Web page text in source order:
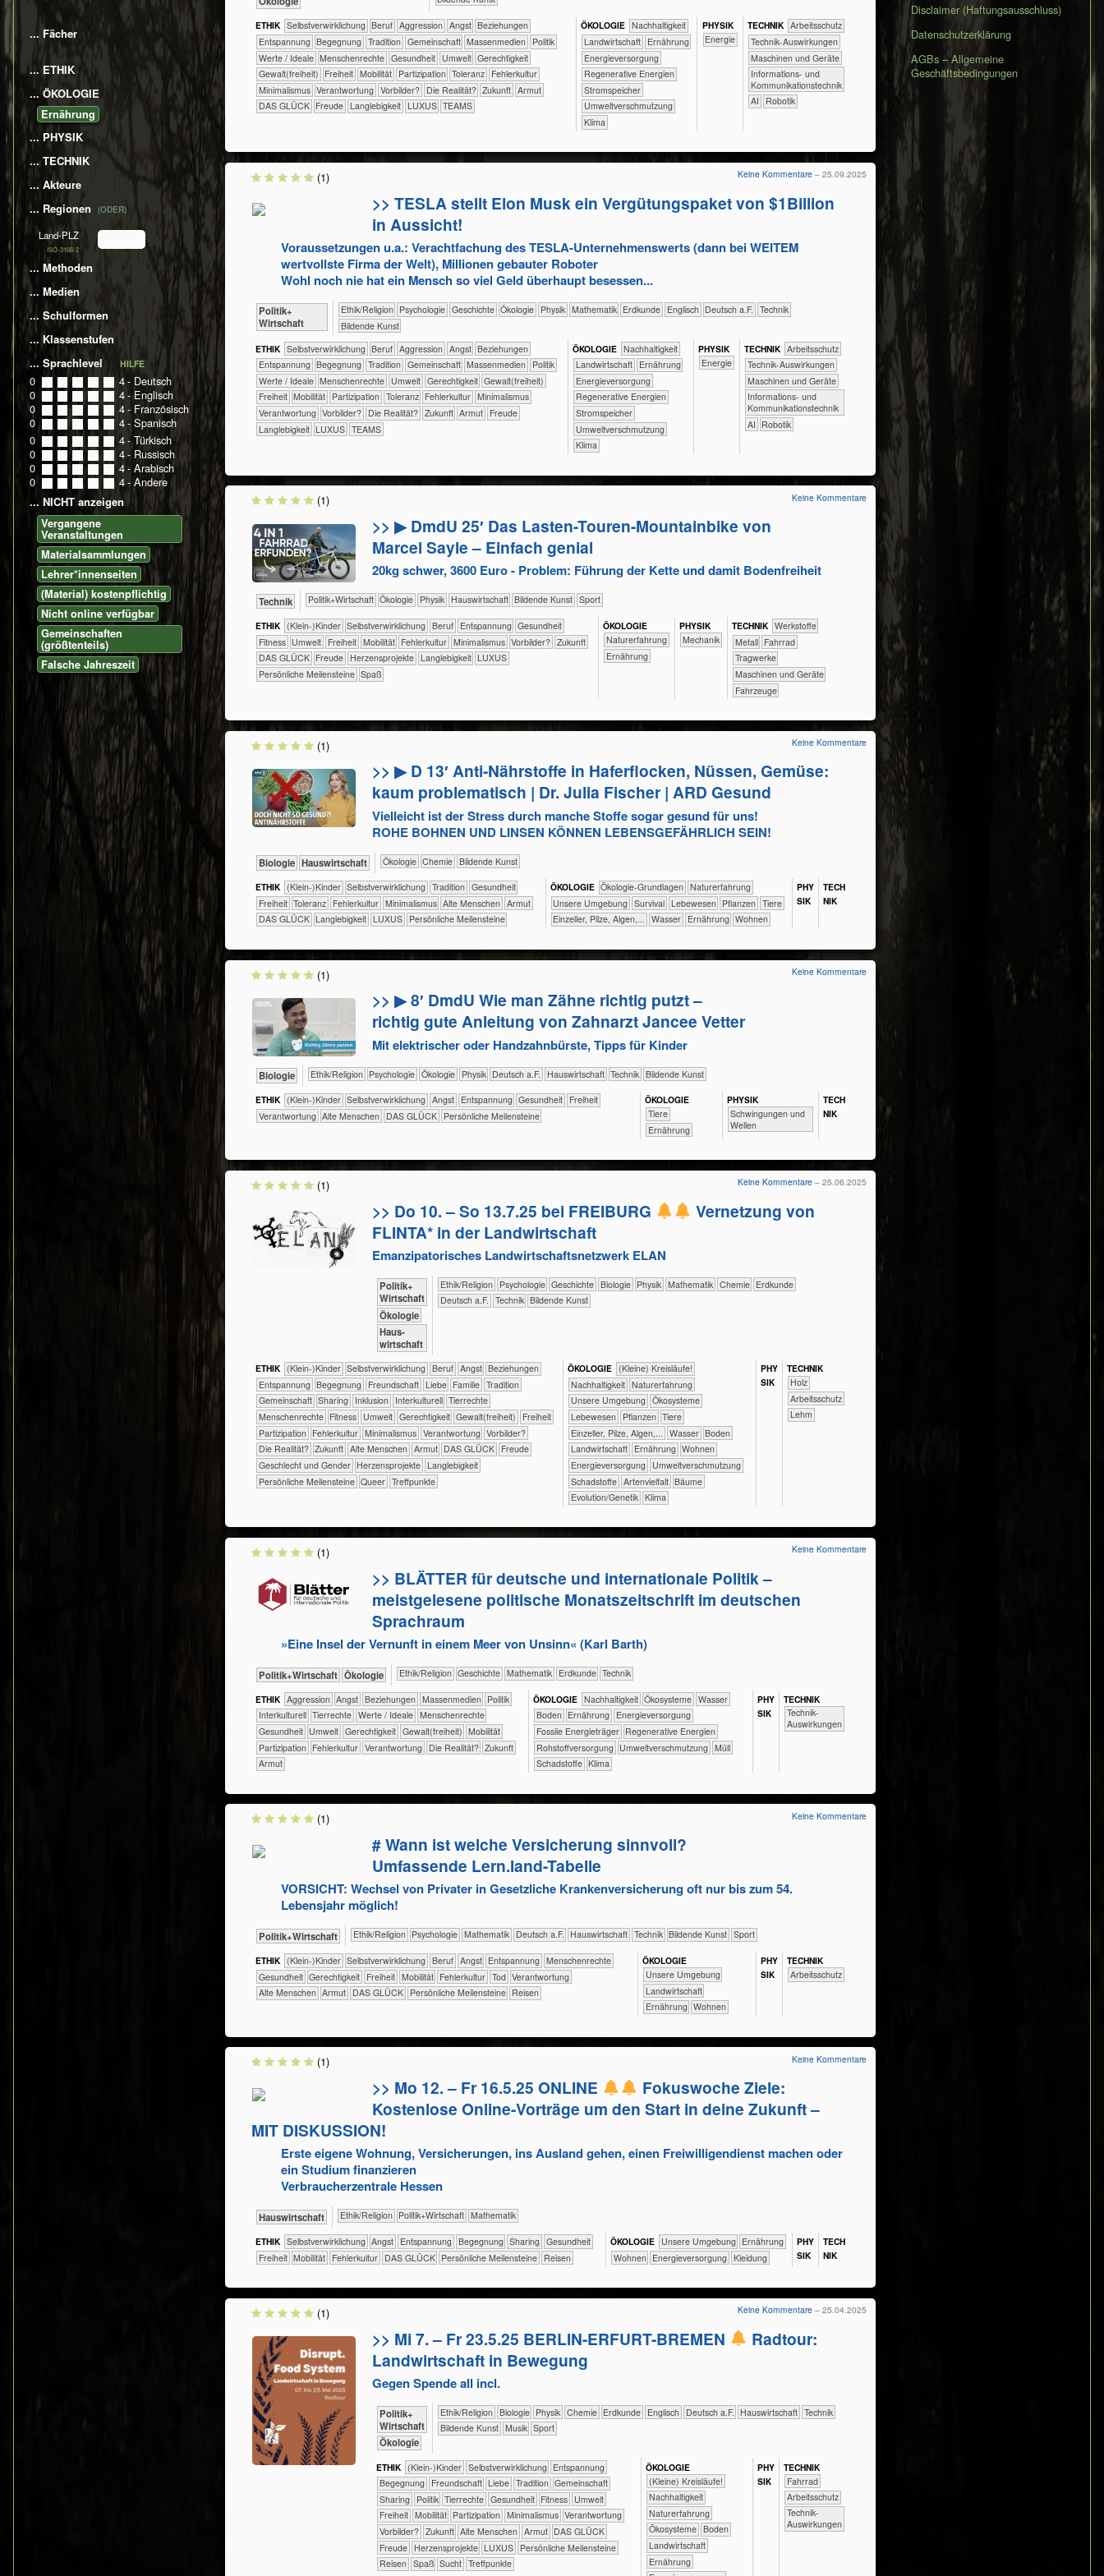
ETHIK ​​​​​​​​​​​​​​​​​​​​​​​​​​​​​​​​​​​​​​​​Selbst­verwirklichung ​​​​​​​​​​​​​​​Beruf ​​​​​​​​​​​​​Aggression ​​​​​​​​​​​​​Angst ​​​​​​​​​​​​​Beziehungen
​​​​​​​​​​​​​Entspannung ​​​​​​​​​​​​Begegnung ​​​​​​​​​​​Tradition ​​​​​​​​​​Gemeinschaft ​​​​​​​​​Massenmedien ​​​​​​​​​Politik
​​​​​​​​Werte / Ideale ​​​​​​​Menschenrechte ​​​​​​Gesundheit ​​​​​Umwelt ​​​​Gerechtigkeit
​​​​Gewalt(freiheit) ​​​Freiheit ​​​Mobilität ​​​Partizipation ​​​Toleranz ​​Fehlerkultur
​​Minimalismus ​​Verantwortung ​​Vorbilder? ​Die Realität? ​Zukunft Armut
DAS GLÜCK Freude Langlebigkeit LUXUS TEAMS
ÖKO​LOGIE ​​​​​​​​​​​​​​​Nachhaltigkeit
​​​​​Landwirtschaft ​​​​Ernährung
​​​Energieversorgung
​​​Regenerative Energien
​​​Stromspeicher
​​Umweltverschmutzung
Klima
PHY​SIK
​​Energie
TECH​NIK ​​​​​​Arbeitsschutz
​​​​​​Technik-Auswirkungen
​​​​Maschinen und Geräte
​​​Informations- und
Kommunikationstechnik
​​AI
Robotik
>> TESLA stellt Elon Musk ein Vergütungspaket von $1Billion
in Aussicht!
Voraussetzungen u.a.: Verachtfachung des TESLA-Unternehmenswerts (dann bei WEITEM
wertvollste Firma der Welt), Millionen gebauter Roboter
Wohl noch nie hat ein Mensch so viel Geld überhaupt besessen...
​​​​​​​​​Politik+​
Wirtschaft
​​​​​​​​​​Ethik/​Religion ​​​​​​​​​​Psychologie ​​​​​​​​Geschichte ​​​​​​​​Ökologie ​​​​​​​Physik ​​​​​​Mathematik ​​​​​Erdkunde ​​​​Englisch ​​​Deutsch a.F. ​Technik
Bildende Kunst
ETHIK ​​​​​​​​​​​​​​​​​​​​​​​​​​​​​​​​​​​​​​​​Selbst­verwirklichung ​​​​​​​​​​​​​​​Beruf ​​​​​​​​​​​​​Aggression ​​​​​​​​​​​​​Angst ​​​​​​​​​​​​​Beziehungen
​​​​​​​​​​​​​Entspannung ​​​​​​​​​​​​Begegnung ​​​​​​​​​​​Tradition ​​​​​​​​​​Gemeinschaft ​​​​​​​​​Massenmedien ​​​​​​​​​Politik
​​​​​​​​Werte / Ideale ​​​​​​​Menschenrechte ​​​​​Umwelt ​​​​Gerechtigkeit ​​​​Gewalt(freiheit)
​​​Freiheit ​​​Mobilität ​​​Partizipation ​​​Toleranz ​​Fehlerkultur ​​Minimalismus
​​Verantwortung ​​Vorbilder? ​Die Realität? ​Zukunft Armut Freude
Langlebigkeit LUXUS TEAMS
ÖKO​LOGIE ​​​​​​​​​​​​​​​Nachhaltigkeit
​​​​​Landwirtschaft ​​​​Ernährung
​​​Energieversorgung
​​​Regenerative Energien
​​​Stromspeicher
​​Umweltverschmutzung
Klima
PHY​SIK
​​Energie
TECH​NIK ​​​​​​Arbeitsschutz
​​​​​​Technik-Auswirkungen
​​​​Maschinen und Geräte
​​​Informations- und
Kommunikationstechnik
​​AI Robotik
Keine Kommentare – 25.09.2025
(1)
>> ▶ DmdU 25′ Das Lasten-Touren-Mountainbike von
Marcel Sayle – Einfach genial
20kg schwer, 3600 Euro - Problem: Führung der Kette und damit Bodenfreiheit
​Technik ​​​​​​​​​Politik+​Wirtschaft ​​​​​​​​Ökologie ​​​​​​​Physik ​Haus­wirtschaft Bildende Kunst Sport
ETHIK (Klein-)Kinder ​​​​​​​​​​​​​​​​​​​​​​​​​​​​​​​​​​​​​​​​Selbst­verwirklichung ​​​​​​​​​​​​​​​Beruf ​​​​​​​​​​​​​Entspannung ​​​​​​Gesundheit
​​​​​Fitness ​​​​​Umwelt ​​​Freiheit ​​​Mobilität ​​Fehlerkultur ​​Minimalismus ​​Vorbilder? ​Zukunft
DAS GLÜCK Freude Herzensprojekte Langlebigkeit LUXUS
Persönliche Meilensteine Spaß
ÖKO​LOGIE
​​​​​​​​​​​​​Naturerfahrung
​​​​Ernährung
PHY​SIK
​​​Mechanik
TECH​NIK ​​​​​​​​​Werkstoffe
​​​​​​​​Metall ​​​​​​​Fahrrad
​​​​​Tragwerke
​​​​Maschinen und Geräte
​Fahrzeuge
Keine Kommentare
(1)
>> ▶ D 13′ Anti-Nährstoffe in Haferflocken, Nüssen, Gemüse:
kaum problematisch | Dr. Julia Fischer | ARD Gesund
Vielleicht ist der Stress durch manche Stoffe sogar gesund für uns!
ROHE BOHNEN UND LINSEN KÖNNEN LEBENSGEFÄHRLICH SEIN!
​​​​​​Biologie ​Haus­wirtschaft ​​​​​​​​Ökologie ​​​​​Chemie Bildende Kunst
ETHIK (Klein-)Kinder ​​​​​​​​​​​​​​​​​​​​​​​​​​​​​​​​​​​​​​​​Selbst­verwirklichung ​​​​​​​​​​​Tradition ​​​​​​Gesundheit
​​​Freiheit ​​​Toleranz ​​Fehlerkultur ​​Minimalismus Alte Menschen Armut
DAS GLÜCK Langlebigkeit LUXUS Persönliche Meilensteine
ÖKO​LOGIE ​​​​​​​​​​​​​​​​Ökologie-Grundlagen ​​​​​​​​​​​​​Naturerfahrung
​​​​​​​​​​​​​Unsere Umgebung ​​​​​​​​​​​​Survival ​​​​​​​​​Lebewesen ​​​​​​​​​Pflanzen ​​​​​​​​Tiere
​​​​​​​Einzeller, Pilze, Algen,...
​​​​​​Wasser ​​​​Ernährung ​​​​Wohnen
PHY​
SIK
TECH​
NIK
Keine Kommentare
(1)
>> ▶ 8′ DmdU Wie man Zähne richtig putzt –
richtig gute Anleitung von Zahnarzt Jancee Vetter
Mit elektrischer oder Handzahnbürste, Tipps für Kinder
​​​​​​Biologie ​​​​​​​​​​Ethik/​Religion ​​​​​​​​​​Psychologie ​​​​​​​​Ökologie ​​​​​​​Physik ​​​Deutsch a.F. ​Haus­wirtschaft ​Technik Bildende Kunst
ETHIK (Klein-)Kinder ​​​​​​​​​​​​​​​​​​​​​​​​​​​​​​​​​​​​​​​​Selbst­verwirklichung ​​​​​​​​​​​​​Angst ​​​​​​​​​​​​​Entspannung ​​​​​​Gesundheit ​​​Freiheit
​​Verantwortung Alte Menschen DAS GLÜCK Persönliche Meilensteine
ÖKO​LOGIE
​​​​​​​​Tiere
​​​​Ernährung
PHY​SIK
​Schwingungen und
Wellen
TECH​
NIK
Keine Kommentare
(1)
>> Do 10. – So 13.7.25 bei FREIBURG
Vernetzung von
FLINTA* in der Landwirtschaft
Emanzipatorisches Landwirtschaftsnetzwerk ELAN
​​​​​​​​​Politik+​
Wirtschaft
​​​​​​​Ökologie
​Haus­
wirtschaft
​​​​​​​​​​Ethik/​Religion ​​​​​​​​​​Psychologie ​​​​​​​​Geschichte ​​​​​​​Biologie ​​​​​​​Physik ​​​​​​Mathematik ​​​​​Chemie ​​​​​Erdkunde
​​​Deutsch a.F. ​Technik Bildende Kunst
ETHIK (Klein-)Kinder ​​​​​​​​​​​​​​​​​​​​​​​​​​​​​​​​​​​​​​​​Selbst­verwirklichung ​​​​​​​​​​​​​​​Beruf ​​​​​​​​​​​​​Angst ​​​​​​​​​​​​​Beziehungen
​​​​​​​​​​​​​Entspannung ​​​​​​​​​​​​Begegnung ​​​​​​​​​​​​Freundschaft ​​​​​​​​​​​​Liebe ​​​​​​​​​​​Familie ​​​​​​​​​​​Tradition
​​​​​​​​​​Gemeinschaft ​​​​​​​​​​Sharing ​​​​​​​​Inklusion ​​​​​​​​Interkulturell ​​​​​​​​Tierrechte
​​​​​​​Menschenrechte ​​​​​Fitness ​​​​​Umwelt ​​​​Gerechtigkeit ​​​​Gewalt(freiheit)
​​​Freiheit
​​​Partizipation ​​Fehlerkultur ​​Minimalismus ​​Verantwortung ​​Vorbilder?
​Die Realität? ​Zukunft Alte Menschen Armut DAS GLÜCK Freude
Geschlecht und Gender Herzensprojekte Langlebigkeit
Persönliche Meilensteine Queer Treffpunkte
ÖKO​LOGIE ​​​​​​​​​​​​​​(Kleine) Kreisläufe!
​​​​​​​​​​​​​​​Nachhaltigkeit ​​​​​​​​​​​​​Naturerfahrung
​​​​​​​​​​​​​Unsere Umgebung ​​​​​​​​​​​Ökosysteme
​​​​​​​​​Lebewesen ​​​​​​​​​Pflanzen ​​​​​​​​Tiere
​​​​​​​Einzeller, Pilze, Algen,...
​​​​​​Wasser ​​​​​Boden
​​​​​Landwirtschaft ​​​​Ernährung ​​​​Wohnen
​​​Energieversorgung ​​Umweltverschmutzung
​Schadstoffe Artenvielfalt Bäume
Evolution/Genetik Klima
PHY​
SIK
TECH​NIK
​​​​​​​​Holz
​​​​​​Arbeitsschutz
Lehm
Keine Kommentare – 25.06.2025
(1)
>> BLÄTTER für deutsche und internationale Politik –
meistgelesene politische Monatszeitschrift im deutschen
Sprachraum
»Eine Insel der Vernunft in einem Meer von Unsinn« (Karl Barth)
​​​​​​​​​Politik+​Wirtschaft ​​​​​​​Ökologie ​​​​​​​​​​Ethik/​Religion ​​​​​​​​Geschichte ​​​​​​Mathematik ​​​​​Erdkunde ​Technik
ETHIK ​​​​​​​​​​​​​Aggression ​​​​​​​​​​​​​Angst ​​​​​​​​​​​​​Beziehungen ​​​​​​​​​Massenmedien ​​​​​​​​​Politik
​​​​​​​​Interkulturell ​​​​​​​​Tierrechte ​​​​​​​​Werte / Ideale ​​​​​​​Menschenrechte
​​​​​​Gesundheit ​​​​​Umwelt ​​​​Gerechtigkeit ​​​​Gewalt(freiheit) ​​​Mobilität
​​​Partizipation ​​Fehlerkultur ​​Verantwortung ​Die Realität? ​Zukunft
Armut
ÖKO​LOGIE ​​​​​​​​​​​​​​​Nachhaltigkeit ​​​​​​​​​​​Ökosysteme ​​​​​​Wasser
​​​​​Boden ​​​​Ernährung ​​​Energieversorgung
​​​Fossile Energieträger ​​​Regenerative Energien
​​Rohstoffversorgung ​​Umweltverschmutzung ​Müll
​Schadstoffe Klima
PHY​
SIK
TECH​NIK
​​​​​​Technik-
Auswirkungen
Keine Kommentare
(1)
# Wann ist welche Versicherung sinnvoll?
Umfassende Lern.land-Tabelle
VORSICHT: Wechsel von Privater in Gesetzliche Krankenversicherung oft nur bis zum 54.
Lebensjahr möglich!
​​​​​​​​​Politik+​Wirtschaft ​​​​​​​​​​Ethik/​Religion ​​​​​​​​​​Psychologie ​​​​​​Mathematik ​​​Deutsch a.F. ​Haus­wirtschaft ​Technik Bildende Kunst Sport
ETHIK (Klein-)Kinder ​​​​​​​​​​​​​​​​​​​​​​​​​​​​​​​​​​​​​​​​Selbst­verwirklichung ​​​​​​​​​​​​​​​Beruf ​​​​​​​​​​​​​Angst ​​​​​​​​​​​​​Entspannung ​​​​​​​Menschenrechte
​​​​​​Gesundheit ​​​​Gerechtigkeit ​​​Freiheit ​​​Mobilität ​​Fehlerkultur ​​Tod ​​Verantwortung
Alte Menschen Armut DAS GLÜCK Persönliche Meilensteine Reisen
ÖKO​LOGIE
​​​​​​​​​​​​​Unsere Umgebung
​​​​​Landwirtschaft
​​​​Ernährung ​​​​Wohnen
PHY​
SIK
TECH​NIK
​​​​​​Arbeitsschutz
Keine Kommentare
(1)
>> Mo 12. – Fr 16.5.25 ONLINE
Fokuswoche Ziele:
Kostenlose Online-Vorträge um den Start in deine Zukunft –
MIT DISKUSSION!
Erste eigene Wohnung, Versicherungen, ins Ausland gehen, einen Freiwilligendienst machen oder
ein Studium finanzieren
Verbraucherzentrale Hessen
​Haus­wirtschaft ​​​​​​​​​​Ethik/​Religion ​​​​​​​​​Politik+​Wirtschaft ​​​​​​Mathematik
ETHIK ​​​​​​​​​​​​​​​​​​​​​​​​​​​​​​​​​​​​​​​​Selbst­verwirklichung ​​​​​​​​​​​​​Angst ​​​​​​​​​​​​​Entspannung ​​​​​​​​​​​​Begegnung ​​​​​​​​​​Sharing ​​​​​​Gesundheit
​​​Freiheit ​​​Mobilität ​​Fehlerkultur DAS GLÜCK Persönliche Meilensteine Reisen
ÖKO​LOGIE ​​​​​​​​​​​​​Unsere Umgebung ​​​​Ernährung
​​​​Wohnen ​​​Energieversorgung Kleidung
PHY​
SIK
TECH​
NIK
Keine Kommentare
(1)
>> Mi 7. – Fr 23.5.25 BERLIN-ERFURT-BREMEN
Radtour:
Landwirtschaft in Bewegung
Gegen Spende all incl.
​​​​​​​​​Politik+​
Wirtschaft
​​​​​​​Ökologie
​​​​​​​​​​Ethik/​Religion ​​​​​​​Biologie ​​​​​​​Physik ​​​​​Chemie ​​​​​Erdkunde ​​​​Englisch ​​​Deutsch a.F. ​Haus­wirtschaft ​Technik
Bildende Kunst Musik Sport
ETHIK (Klein-)Kinder ​​​​​​​​​​​​​​​​​​​​​​​​​​​​​​​​​​​​​​​​Selbst­verwirklichung ​​​​​​​​​​​​​Entspannung
​​​​​​​​​​​​Begegnung ​​​​​​​​​​​​Freundschaft ​​​​​​​​​​​​Liebe ​​​​​​​​​​​Tradition ​​​​​​​​​​Gemeinschaft
​​​​​​​​​​Sharing ​​​​​​​​​Politik ​​​​​​​​Tierrechte ​​​​​​Gesundheit ​​​​​Fitness ​​​​​Umwelt
​​​Freiheit ​​​Mobilität ​​​Partizipation ​​Minimalismus ​​Verantwortung
​​Vorbilder? ​Zukunft Alte Menschen Armut DAS GLÜCK
Freude Herzensprojekte LUXUS Persönliche Meilensteine
Reisen Spaß Sucht Treffpunkte
ÖKO​LOGIE
​​​​​​​​​​​​​​(Kleine) Kreisläufe!
​​​​​​​​​​​​​​​Nachhaltigkeit
​​​​​​​​​​​​​Naturerfahrung
​​​​​​​​​​​Ökosysteme ​​​​​Boden
​​​​​Landwirtschaft
​​​​Ernährung
PHY​
SIK
TECH​NIK
​​​​​​​Fahrrad
​​​​​​Arbeitsschutz
​​​​​​Technik-
Auswirkungen
Keine Kommentare – 25.04.2025
(1)
... Fächer
... ETHIK
... ÖKOLOGIE
​​​​Ernährung
... PHYSIK
... TECHNIK
... Akteure
... Regionen (ODER)
Land-PLZ
ISO-3166-2
... Methoden
... Medien
... Schulformen
... Klassenstufen
... Sprachlevel
HILFE
0 0 1 2 3 4- Deutsch
0
0 1 2 3 4- Englisch
0
0 1 2 3 4- Französisch
0
0 1 2 3 4- Spanisch
0
0 1 2 3 4- Türkisch
0
0 1 2 3 4- Russisch
0
0 1 2 3 4- Arabisch
0
0 1 2 3 4- Andere
... NICHT anzeigen
Vergangene
Veranstaltungen
Materialsammlungen
Lehrer*innenseiten
(Material) kostenpflichtig
Nicht online verfügbar
Gemeinschaften
(größtenteils)
Falsche Jahreszeit
Disclaimer (Haftungsausschluss)
Datenschutzerklärung
AGBs – Allgemeine
Geschäftsbedingungen